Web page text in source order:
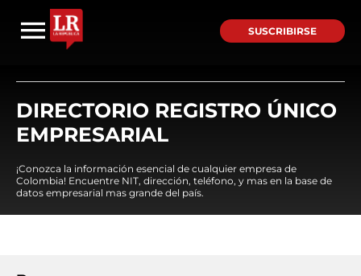
SUSCRIBIRSE
DIRECTORIO REGISTRO ÚNICO
EMPRESARIAL
¡Conozca la información esencial de cualquier empresa de
Colombia! Encuentre NIT, dirección, teléfono, y mas en la base de
datos empresarial mas grande del país.